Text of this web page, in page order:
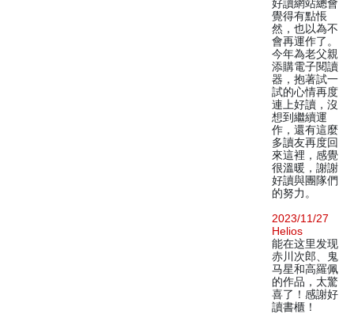
好讀網站總會
覺得有點悵
然，也以為不
會再運作了。
今年為老父親
添購電子閱讀
器，抱著試一
試的心情再度
連上好讀，沒
想到繼續運
作，還有這麼
多讀友再度回
來這裡，感覺
很溫暖，謝謝
好讀與團隊們
的努力。
2023/11/27
Helios
能在这里发现
赤川次郎、鬼
马星和高羅佩
的作品，太驚
喜了！感謝好
讀書櫃！